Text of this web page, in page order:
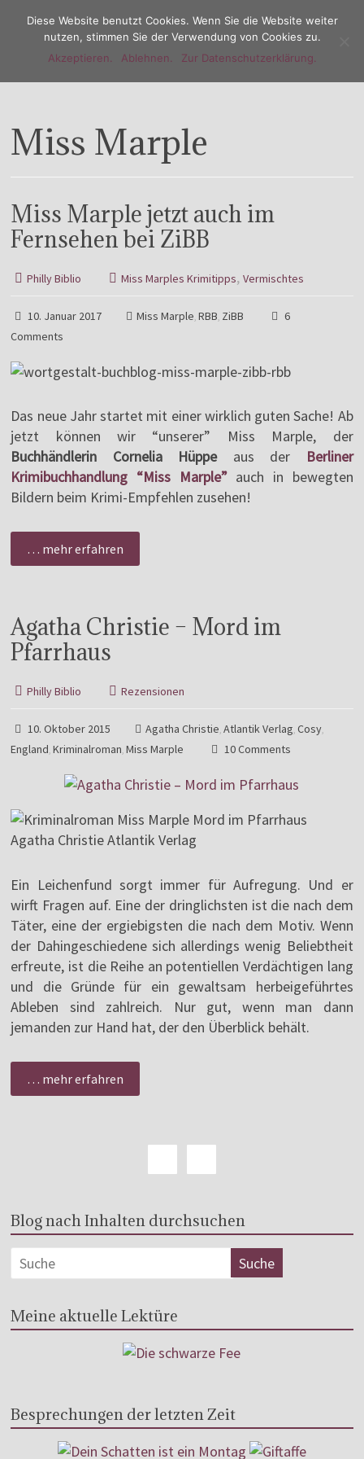
Menu
Miss Marple
Miss Marple jetzt auch im
Fernsehen bei ZiBB
Philly Biblio Miss Marples Krimitipps,Vermischtes
10. Januar 2017 Miss Marple,RBB, ZiBB
6
Comments
Das neue Jahr startet mit einer wirklich guten Sache! Ab
jetzt können wir “unserer” Miss Marple, der
Buchhändlerin Cornelia Hüppeaus der
Berliner
Krimibuchhandlung “Miss Marple”auch in bewegten
Bildern beim Krimi-Empfehlen zusehen!
… mehr erfahren
Agatha Christie – Mord im
Pfarrhaus
Philly Biblio Rezensionen
10. Oktober 2015 Agatha Christie,Atlantik Verlag,Cosy,
England,Kriminalroman,Miss Marple 10 Comments
Ein Leichenfund sorgt immer für Aufregung. Und er
wirft Fragen auf. Eine der dringlichsten ist die nach dem
Täter, eine der ergiebigsten die nach dem Motiv. Wenn
der Dahingeschiedene sich allerdings wenig Beliebtheit
erfreute, ist die Reihe an potentiellen Verdächtigen lang
und die Gründe für ein gewaltsam herbeigeführtes
Ableben sind zahlreich. Nur gut, wenn man dann
jemanden zur Hand hat, der den Überblick behält.
… mehr erfahren
Blog nach Inhalten durchsuchen
Meine aktuelle Lektüre
Besprechungen der letzten Zeit
Diese Website benutzt Cookies. Wenn Sie die Website weiter
nutzen, stimmen Sie der Verwendung von Cookies zu.
Akzeptieren.
Ablehnen. Zur Datenschutzerklärung.